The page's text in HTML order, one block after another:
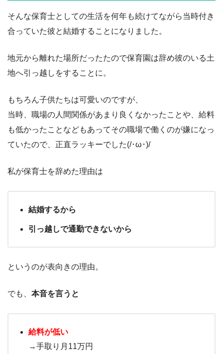
そんな保育士としての生活を何年も続けてながら当時付き
合っていた彼と結婚することになりました。
地元から離れた場所だったたので保育園は辞め彼のいる土
地へ引っ越しをすることに。
もちろん子供たちは可愛いのですが、
当時、職場の人間関係があまり良くなかったことや、給料
も低かったことなどもあってその職場で働くのが嫌になっ
ていたので、正直ラッキーでした(/･ω･)/
私が保育士を辞めた理由は
結婚するから
引っ越しで通勤できないから
というのが表向きの理由。
でも、 本音を言うと
給料が低い
→手取り月11万円